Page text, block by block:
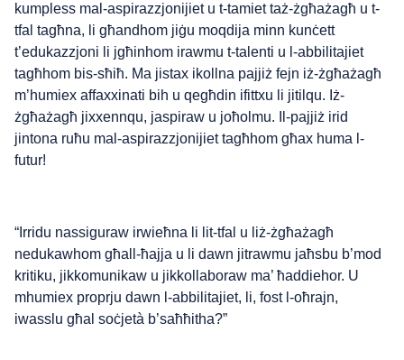
kumpless mal-aspirazzjonijiet u t-tamiet taż-żgħażagħ u t-
tfal tagħna, li għandhom jiġu moqdija minn kunċett
t’edukazzjoni li jgħinhom irawmu t-talenti u l-abbilitajiet
tagħhom bis-sħiħ. Ma jistax ikollna pajjiż fejn iż-żgħażagħ
m’humiex affaxxinati bih u qegħdin ifittxu li jitilqu. Iż-
żgħażagħ jixxennqu, jaspiraw u joħolmu. Il-pajjiż irid
jintona ruħu mal-aspirazzjonijiet tagħhom għax huma l-
futur!
“Irridu nassiguraw irwieħna li lit-tfal u liż-żgħażagħ
nedukawhom għall-ħajja u li dawn jitrawmu jaħsbu b’mod
kritiku, jikkomunikaw u jikkollaboraw ma’ ħaddiehor. U
mhumiex proprju dawn l-abbilitajiet, li, fost l-oħrajn,
iwasslu għal soċjetà b’saħħitha?”